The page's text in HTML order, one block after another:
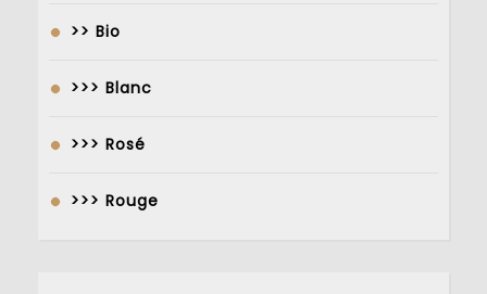
>> Bio
>>> Blanc
>>> Rosé
>>> Rouge